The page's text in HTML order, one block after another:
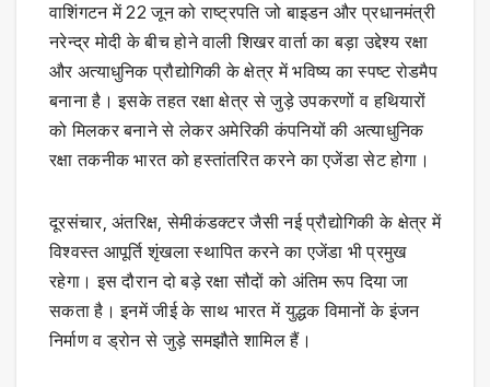
वाशिंगटन में 22 जून को राष्ट्रपति जो बाइडन और प्रधानमंत्री
नरेन्द्र मोदी के बीच होने वाली शिखर वार्ता का बड़ा उद्देश्य रक्षा
और अत्याधुनिक प्रौद्योगिकी के क्षेत्र में भविष्य का स्पष्ट रोडमैप
बनाना है। इसके तहत रक्षा क्षेत्र से जुड़े उपकरणों व हथियारों
को मिलकर बनाने से लेकर अमेरिकी कंपनियों की अत्याधुनिक
रक्षा तकनीक भारत को हस्तांतरित करने का एजेंडा सेट होगा।
दूरसंचार, अंतरिक्ष, सेमीकंडक्टर जैसी नई प्रौद्योगिकी के क्षेत्र में
विश्वस्त आपूर्ति शृंखला स्थापित करने का एजेंडा भी प्रमुख
रहेगा। इस दौरान दो बड़े रक्षा सौदों को अंतिम रूप दिया जा
सकता है। इनमें जीई के साथ भारत में युद्धक विमानों के इंजन
निर्माण व ड्रोन से जुड़े समझौते शामिल हैं।